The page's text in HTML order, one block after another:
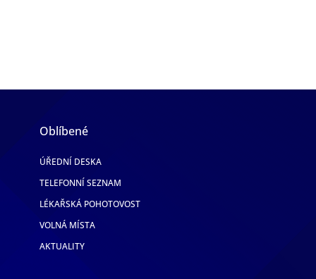
Oblíbené
ÚŘEDNÍ DESKA
TELEFONNÍ SEZNAM
LÉKAŘSKÁ POHOTOVOST
VOLNÁ MÍSTA
AKTUALITY